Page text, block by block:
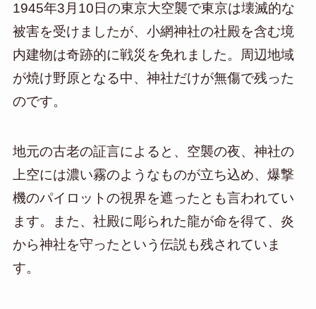
1945年3月10日の東京大空襲で東京は壊滅的な
被害を受けましたが、小網神社の社殿を含む境
内建物は奇跡的に戦災を免れました。周辺地域
が焼け野原となる中、神社だけが無傷で残った
のです。
地元の古老の証言によると、空襲の夜、神社の
上空には濃い霧のようなものが立ち込め、爆撃
機のパイロットの視界を遮ったとも言われてい
ます。また、社殿に彫られた龍が命を得て、炎
から神社を守ったという伝説も残されていま
す。